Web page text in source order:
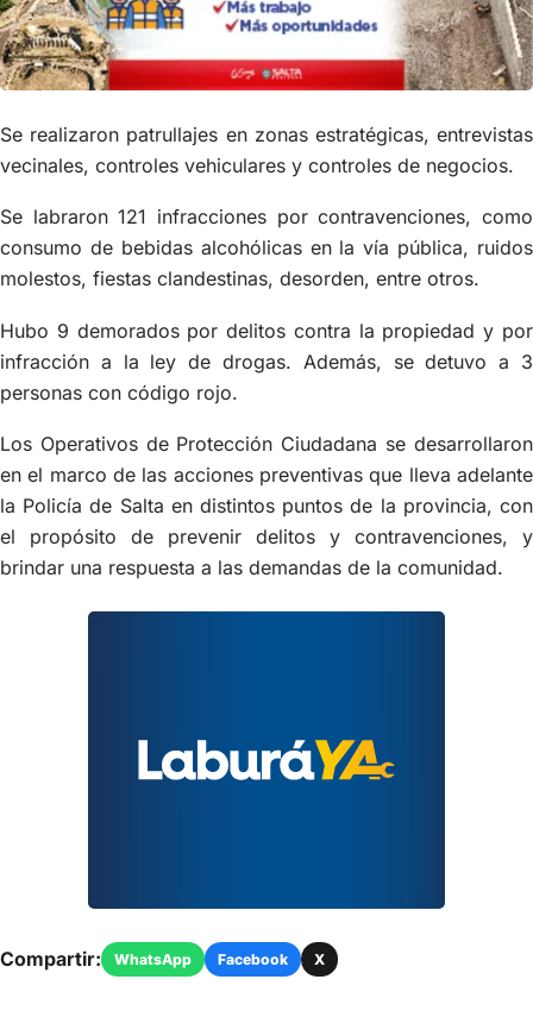
Se realizaron patrullajes en zonas estratégicas, entrevistas
vecinales, controles vehiculares y controles de negocios.
Se labraron 121 infracciones por contravenciones, como
consumo de bebidas alcohólicas en la vía pública, ruidos
molestos, fiestas clandestinas, desorden, entre otros.
Hubo 9 demorados por delitos contra la propiedad y por
infracción a la ley de drogas. Además, se detuvo a 3
personas con código rojo.
Los Operativos de Protección Ciudadana se desarrollaron
en el marco de las acciones preventivas que lleva adelante
la Policía de Salta en distintos puntos de la provincia, con
el propósito de prevenir delitos y contravenciones, y
brindar una respuesta a las demandas de la comunidad.
Compartir: WhatsApp Facebook X